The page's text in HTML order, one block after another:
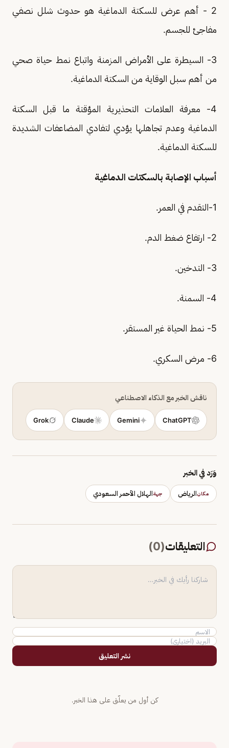
2 - أهم عرض للسكتة الدماغية هو حدوث شلل نصفي
مفاجئ للجسم.
3- السيطرة على الأمراض المزمنة واتباع نمط حياة صحي
من أهم سبل الوقاية من السكتة الدماغية.
4- معرفة العلامات التحذيرية المؤقتة ما قبل السكتة
الدماغية وعدم تجاهلها يؤدي لتفادي المضاعفات الشديدة
للسكتة الدماغية.
أسباب الإصابة بالسكتات الدماغية
1-التقدم في العمر.
2- ارتفاع ضغط الدم.
3- التدخين.
4- السمنة.
5- نمط الحياة غير المستقر.
6- مرض السكري.
ناقش الخبر مع الذكاء الاصطناعي
ChatGPT
Gemini
Claude
Grok
وَرَد في الخبر
مكانالرياض جهةالهلال الأحمر السعودي
التعليقات(
0
)
نشر التعليق
كن أول من يعلّق على هذا الخبر.